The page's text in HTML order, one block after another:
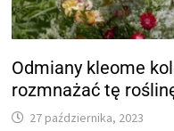
Odmiany kleome
rozmnażać tę
27 października, 2023